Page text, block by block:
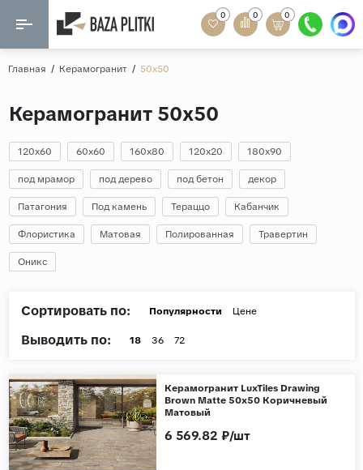
Назад
60х60
20x120
80x160
20x90
Дерево
Камень
Мозаика
Кварц-винил
Ламинат
0 0 0
Главная / Керамогранит / 50x50
Керамогранит 50x50
120x60 60x60 160x80 120x20 180x90
под мрамор под дерево под бетон декор
Патагония Под камень Тераццо Кабанчик
Флористика Матовая Полированная Травертин
Оникс
Сортировать по: Популярности Цене
Выводить по: 18 36 72
Керамогранит LuxTiles Drawing
Brown Matte 50x50 Коричневый
Матовый
6 569.82 ₽/шт